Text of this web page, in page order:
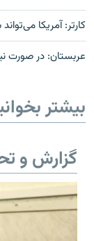
کارتر: آمریکا
عربستان: در صورت
بیشتر
گزارش و